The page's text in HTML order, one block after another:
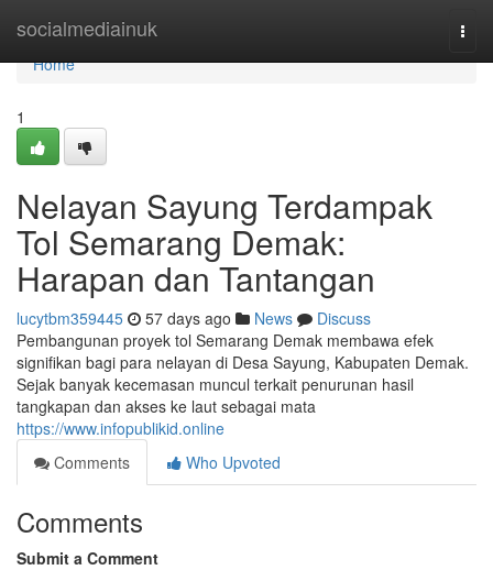
socialmediainuk
Home
Home
1
Nelayan Sayung Terdampak
Tol Semarang Demak:
Harapan dan Tantangan
lucytbm359445 57 days ago News
Discuss
Pembangunan proyek tol Semarang Demak membawa efek
signifikan bagi para nelayan di Desa Sayung, Kabupaten Demak.
Sejak banyak kecemasan muncul terkait penurunan hasil
tangkapan dan akses ke laut sebagai mata
https://www.infopublikid.online
Comments
Who Upvoted
Comments
Submit a Comment